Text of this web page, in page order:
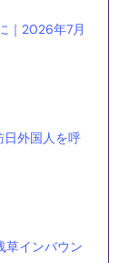
｜2026年7月
日外国人を呼
草インバウン